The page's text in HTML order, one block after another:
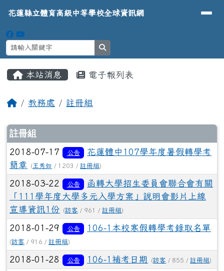
花蓮縣立體育高級中等學校全球資
導覽列
花蓮縣立體育高級中等學校全球資訊網
本站消息 電子報列表
回首頁
教務處 註冊組
文章列表
註冊組
2018-07-17 公告
花蓮體中107學年度暑假轉學考
簡章
(王秀如 / 1203 / 註冊組)
2018-03-22 公告
函轉大學招生委員會聯合會有關
「111學年度大學多元入學方案」說明會影片上線
宣導資訊1份
(訪客 / 961 / 註冊組)
2018-01-29 公告 106-1本校寒假轉學考錄取名單
(訪客 / 916 / 註冊組)
2018-01-28 公告 106-1補考日期 (訪客 / 855 /註冊組)